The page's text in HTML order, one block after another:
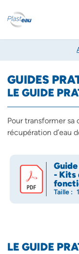
GUIDES
LE GUIDE
Pour transformer
récupération d’eau
- Kits
Taille :
LE GUIDE